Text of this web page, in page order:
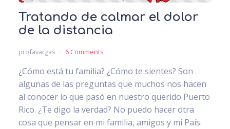
Tratando de calmar el dolor
de la distancia
profavargas 6 Comments
¿Cómo está tu familia? ¿Cómo te sientes? Son
algunas de las preguntas que muchos nos hacen
al conocer lo que pasó en nuestro querido Puerto
Rico. ¿Te digo la verdad? No puedo hacer otra
cosa que pensar en mi familia, amigos y mi País.